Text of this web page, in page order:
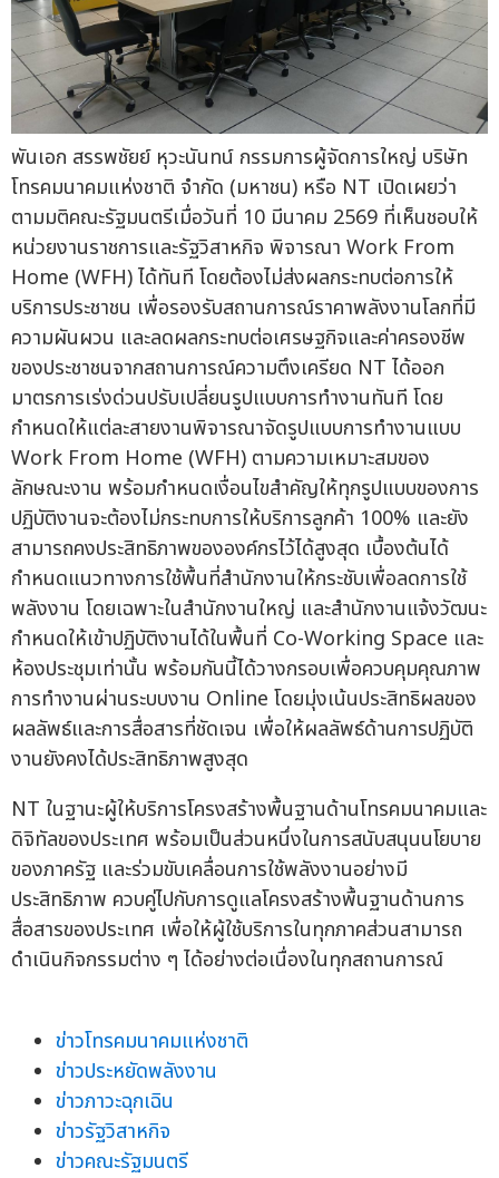
พันเอก สรรพชัยย์ หุวะนันทน์ กรรมการผู้จัดการใหญ่ บริษัท
โทรคมนาคมแห่งชาติ จำกัด (มหาชน) หรือ NT เปิดเผยว่า
ตามมติคณะรัฐมนตรีเมื่อวันที่ 10 มีนาคม 2569 ที่เห็นชอบให้
หน่วยงานราชการและรัฐวิสาหกิจ พิจารณา Work From
Home (WFH) ได้ทันที โดยต้องไม่ส่งผลกระทบต่อการให้
บริการประชาชน เพื่อรองรับสถานการณ์ราคาพลังงานโลกที่มี
ความผันผวน และลดผลกระทบต่อเศรษฐกิจและค่าครองชีพ
ของประชาชนจากสถานการณ์ความตึงเครียด NT ได้ออก
มาตรการเร่งด่วนปรับเปลี่ยนรูปแบบการทำงานทันที โดย
กำหนดให้แต่ละสายงานพิจารณาจัดรูปแบบการทำงานแบบ
Work From Home (WFH) ตามความเหมาะสมของ
ลักษณะงาน พร้อมกำหนดเงื่อนไขสำคัญให้ทุกรูปแบบของการ
ปฏิบัติงานจะต้องไม่กระทบการให้บริการลูกค้า 100% และยัง
สามารถคงประสิทธิภาพขององค์กรไว้ได้สูงสุด เบื้องต้นได้
กำหนดแนวทางการใช้พื้นที่สำนักงานให้กระชับเพื่อลดการใช้
พลังงาน โดยเฉพาะในสำนักงานใหญ่ และสำนักงานแจ้งวัฒนะ
กำหนดให้เข้าปฏิบัติงานได้ในพื้นที่ Co-Working Space และ
ห้องประชุมเท่านั้น พร้อมกันนี้ได้วางกรอบเพื่อควบคุมคุณภาพ
การทำงานผ่านระบบงาน Online โดยมุ่งเน้นประสิทธิผลของ
ผลลัพธ์และการสื่อสารที่ชัดเจน เพื่อให้ผลลัพธ์ด้านการปฏิบัติ
งานยังคงได้ประสิทธิภาพสูงสุด
NT ในฐานะผู้ให้บริการโครงสร้างพื้นฐานด้านโทรคมนาคมและ
ดิจิทัลของประเทศ พร้อมเป็นส่วนหนึ่งในการสนับสนุนนโยบาย
ของภาครัฐ และร่วมขับเคลื่อนการใช้พลังงานอย่างมี
ประสิทธิภาพ ควบคู่ไปกับการดูแลโครงสร้างพื้นฐานด้านการ
สื่อสารของประเทศ เพื่อให้ผู้ใช้บริการในทุกภาคส่วนสามารถ
ดำเนินกิจกรรมต่าง ๆ ได้อย่างต่อเนื่องในทุกสถานการณ์
ข่าวโทรคมนาคมแห่งชาติ
ข่าวประหยัดพลังงาน
ข่าวภาวะฉุกเฉิน
ข่าวรัฐวิสาหกิจ
ข่าวคณะรัฐมนตรี